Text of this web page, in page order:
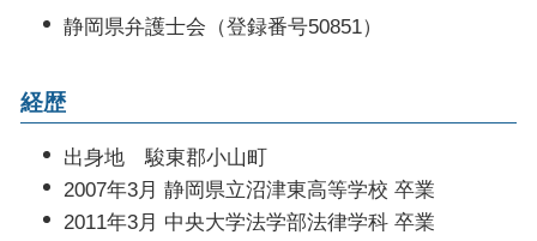
未払い金 回収 方法
静岡県弁護士会（登録番号50851）
経歴
出身地 駿東郡小山町
2007年3月 静岡県立沼津東高等学校 卒業
2011年3月 中央大学法学部法律学科 卒業